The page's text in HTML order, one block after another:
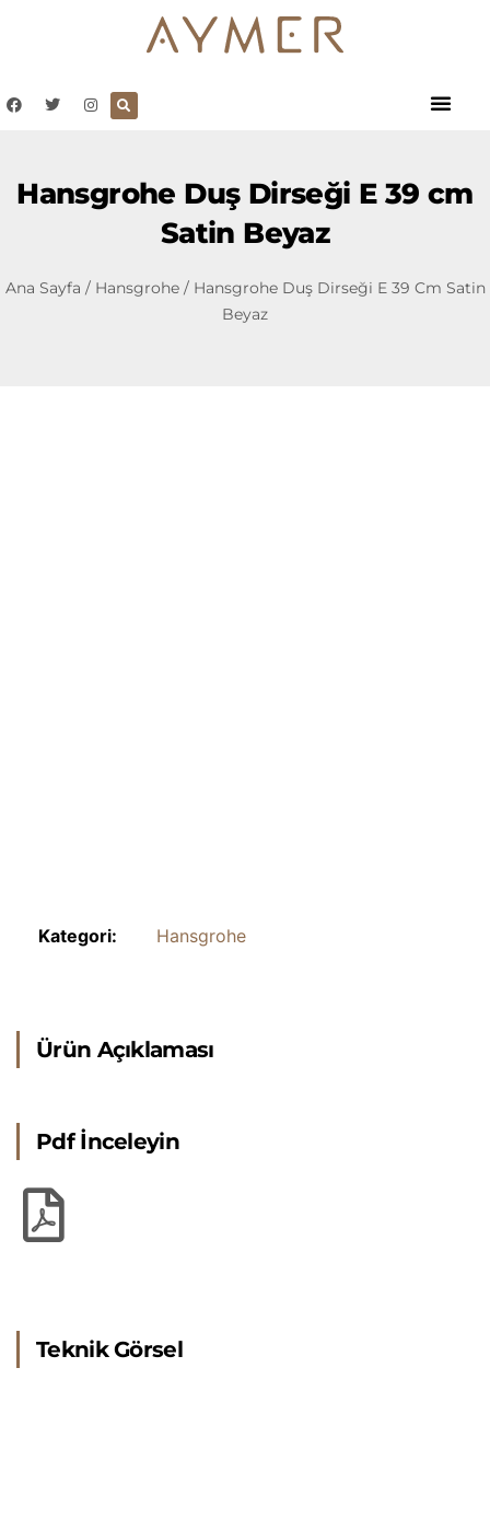
Hansgrohe Duş Dirseği E 39 cm
Satin Beyaz
Ana Sayfa / Hansgrohe/ Hansgrohe Duş Dirseği E 39 Cm Satin
Beyaz
Kategori: Hansgrohe
Ürün Açıklaması
Pdf İnceleyin
Teknik Görsel